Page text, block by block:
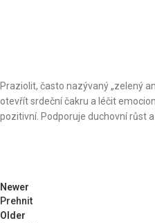
Praziolit, často nazývaný „zelený
otevřít srdeční čakru a léčit
pozitivní. Podporuje duchovní růst
Newer
Prehnit
Older